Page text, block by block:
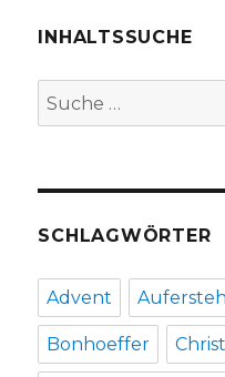
INHALTSSUCHE
Suche
nach:
SCHLAGWÖRTER
Advent
Bonhoeffer